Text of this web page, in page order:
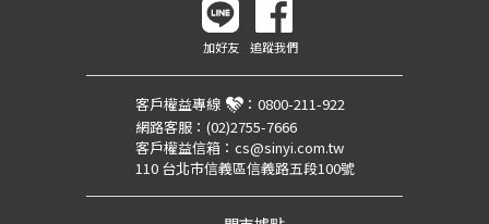
加好友 追蹤我們
客戶權益專線 ： 0800-211-922
網路客服： (02)2755-7666
客戶權益信箱： cs@sinyi.com.tw
110 台北市信義區信義路五段100號